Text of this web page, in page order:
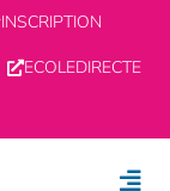
INSCRIPTION
ECOLEDIRECTE